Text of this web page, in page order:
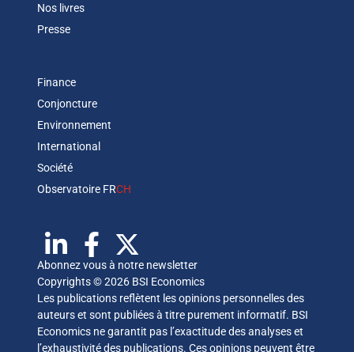
Nos livres
Presse
Finance
Conjoncture
Environnement
International
Société
Observatoire FRCH
Abonnez vous à notre newsletter
Copyrights © 2026 BSI Economics
Les publications reflètent les opinions personnelles des
auteurs et sont publiées à titre purement informatif. BSI
Economics ne garantit pas l’exactitude des analyses et
l’exhaustivité des publications. Ces opinions peuvent être